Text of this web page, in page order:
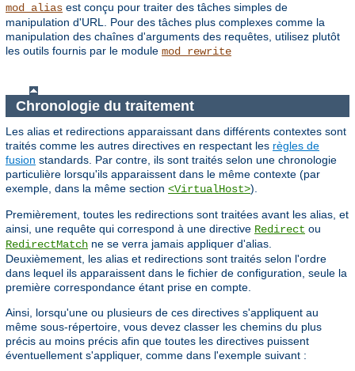
mod_alias est conçu pour traiter des tâches simples de
manipulation d'URL. Pour des tâches plus complexes comme la
manipulation des chaînes d'arguments des requêtes, utilisez plutôt
les outils fournis par le module mod_rewrite
Chronologie du traitement
Les alias et redirections apparaissant dans différents contextes sont
traités comme les autres directives en respectant les règles de
fusion standards. Par contre, ils sont traités selon une chronologie
particulière lorsqu'ils apparaissent dans le même contexte (par
exemple, dans la même section <VirtualHost>).
Premièrement, toutes les redirections sont traitées avant les alias, et
ainsi, une requête qui correspond à une directive Redirect ou
RedirectMatch ne se verra jamais appliquer d'alias.
Deuxièmement, les alias et redirections sont traités selon l'ordre
dans lequel ils apparaissent dans le fichier de configuration, seule la
première correspondance étant prise en compte.
Ainsi, lorsqu'une ou plusieurs de ces directives s'appliquent au
même sous-répertoire, vous devez classer les chemins du plus
précis au moins précis afin que toutes les directives puissent
éventuellement s'appliquer, comme dans l'exemple suivant :